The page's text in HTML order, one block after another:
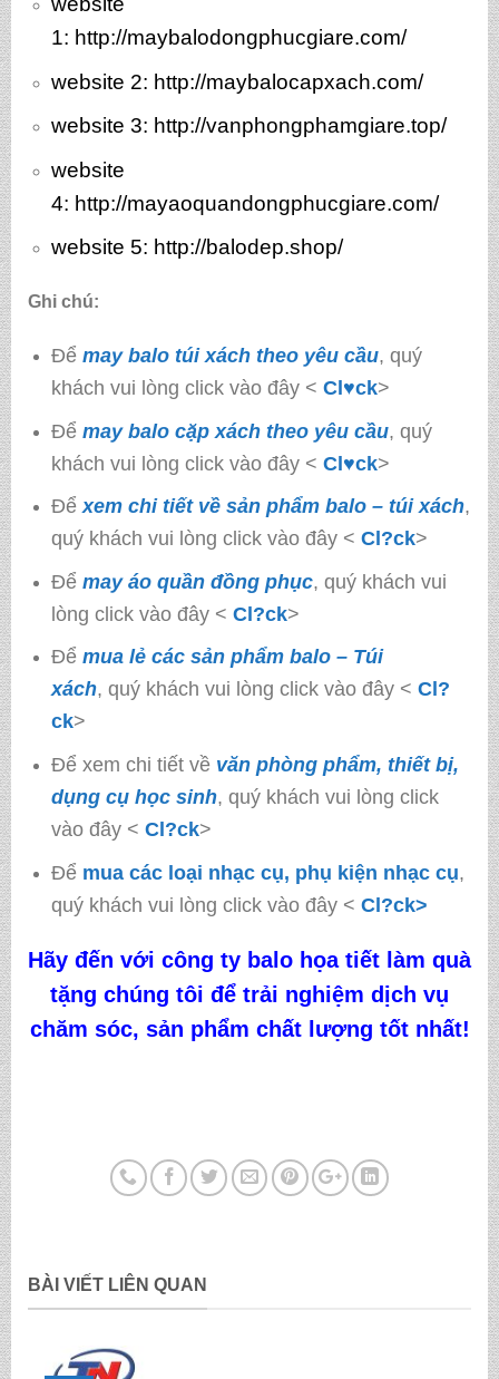
1: http://maybalodongphucgiare.com/
website 2: http://maybalocapxach.com/
website 3: http://vanphongphamgiare.top/
website
4: http://mayaoquandongphucgiare.com/
website 5: http://balodep.shop/
Ghi chú:
Để may balo túi xách theo yêu cầu, quý
khách vui lòng click vào đây < Cl♥ck>
Để may balo cặp xách theo yêu cầu, quý
khách vui lòng click vào đây < Cl♥ck>
Để xem chi tiết về sản phẩm balo – túi xách,
quý khách vui lòng click vào đây < Cl?ck>
Để may áo quần đồng phục, quý khách vui
lòng click vào đây < Cl?ck>
Để mua lẻ các sản phẩm balo – Túi
xách, quý khách vui lòng click vào đây < Cl?
ck>
Để xem chi tiết về văn phòng phẩm, thiết bị,
dụng cụ học sinh, quý khách vui lòng click
vào đây < Cl?ck>
Để mua các loại nhạc cụ, phụ kiện nhạc cụ,
quý khách vui lòng click vào đây < Cl?ck>
Hãy đến với công ty balo họa tiết làm quà
tặng chúng tôi để trải nghiệm dịch vụ
chăm sóc, sản phẩm chất lượng tốt nhất!
BÀI VIẾT LIÊN QUAN